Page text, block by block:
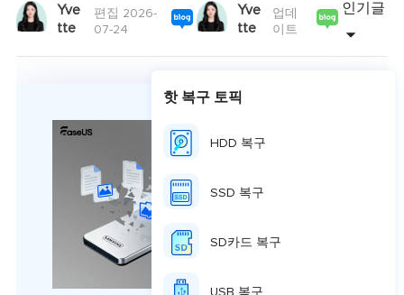
Yve
tte
편집 2026-
07-24
Yve
tte
업데
이트
인기글
핫 복구 토픽
HDD 복구
SSD 복구
SD카드 복구
USB 복구